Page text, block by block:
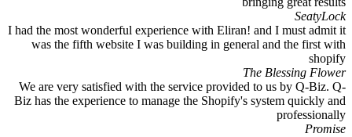
SeatyLock
I had the most wonderful experience with Eliran! and I must admit it
was the fifth website I was building in general and the first with
shopify
The Blessing Flower
We are very satisfied with the service provided to us by Q-Biz. Q-
Biz has the experience to manage the Shopify's system quickly and
professionally
Promise